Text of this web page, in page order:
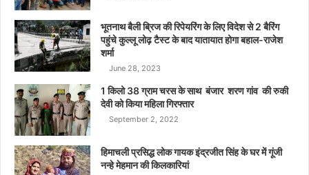
भूतनाथ बैली ब्रिज की रिपेयरिंग के लिए विदेश से 2 बैरिंग
पहुंचे कुल्लू लोढ़ टैस्ट के बाद यातायात होगा बहाल-राजेश
शर्मा
June 28, 2023
1 किलो 38 ग्राम चरस के साथ बंजार शरण गांव की रुकी
देवी को किया महिला गिरफ्तार
September 2, 2022
हिमाचली प्रसिद्ध लोक गायक इंद्रजीत सिंह के घर में गूंजी
नन्हे मेहमान की किलकारियां